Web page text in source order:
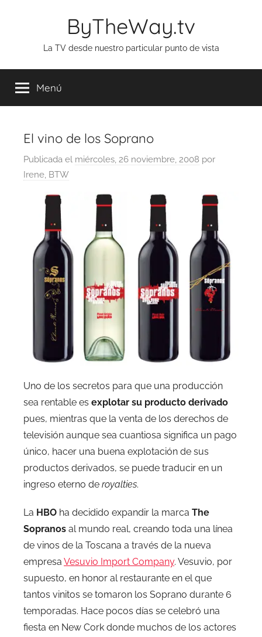
ByTheWay.tv
La TV desde nuestro particular punto de vista
Menú
El vino de los Soprano
Publicada el miércoles, 26 noviembre, 2008 por
Irene, BTW
Uno de los secretos para que una producción
sea rentable es explotar su producto derivado
pues, mientras que la venta de los derechos de
televisión aunque sea cuantiosa significa un pago
único, hacer una buena explotación de sus
productos derivados, se puede traducir en un
ingreso eterno de royalties.
La HBO ha decidido expandir la marca The
Sopranos al mundo real, creando toda una línea
de vinos de la Toscana a través de la nueva
empresa Vesuvio Import Company. Vesuvio, por
supuesto, en honor al restaurante en el que
tantos vinitos se tomaron los Soprano durante 6
temporadas. Hace pocos días se celebró una
fiesta en New Cork donde muchos de los actores